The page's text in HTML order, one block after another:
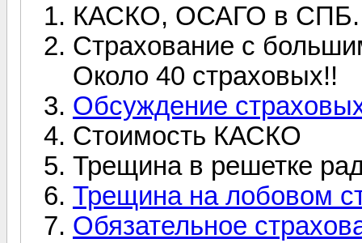
КАСКО, ОСАГО в СПБ.
Страхование с
Около 40 страховых!!
Обсуждение
Стоимость КАСКО
Трещина в решетке
Трещина на лобовом
Обязательное